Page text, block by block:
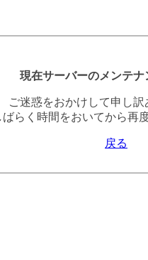
現在サーバーのメンテナ
ご迷惑をおかけして申し訳
ばらく時間をおいてから再
戻る